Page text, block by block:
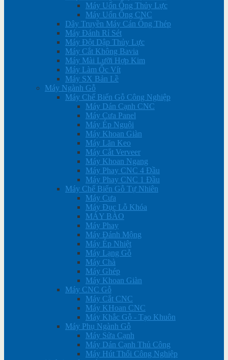
Máy Uốn Ống Thủy Lực
Máy Uốn Ống CNC
Dây Truyền Máy Cán Ống Thép
Máy Đánh Rỉ Sét
Máy Đột Dập Thủy Lực
Máy Cắt Không Bavia
Máy Mài Lưỡi Hợp Kim
Máy Làm Ốc Vít
Máy SX Bản Lề
Máy Ngành Gỗ
Máy Chế Biến Gỗ Công Nghiệp
Máy Dán Cạnh CNC
Máy Cưa Panel
Máy Ép Nguội
Máy Khoan Giàn
Máy Lăn Keo
Máy Cắt Verveer
Máy Khoan Ngang
Máy Phay CNC 4 Đầu
Máy Phay CNC 1 Đầu
Máy Chế Biến Gỗ Tự Nhiên
Máy Cưa
Máy Đục Lỗ Khóa
MÁY BÀO
Máy Phay
Máy Đánh Mộng
Máy Ép Nhiệt
Máy Lạng Gỗ
Máy Chà
Máy Ghép
Máy Khoan Giàn
Máy CNC Gỗ
Máy Cắt CNC
Máy KHoan CNC
Máy Khắc Gỗ - Tạo Khuôn
Máy Phụ Ngành Gỗ
Máy Sửa Cạnh
Máy Dán Cạnh Thủ Công
Máy Hút Thổi Công Nghiệp